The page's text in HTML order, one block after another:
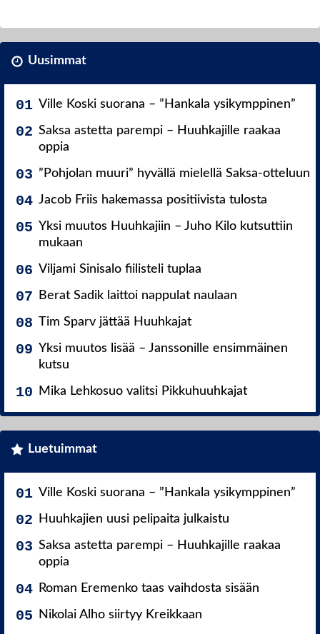
Uusimmat
Ville Koski suorana – ”Hankala ysikymppinen”
Saksa astetta parempi – Huuhkajille raakaa
oppia
”Pohjolan muuri” hyvällä mielellä Saksa-otteluun
Jacob Friis hakemassa positiivista tulosta
Yksi muutos Huuhkajiin – Juho Kilo kutsuttiin
mukaan
Viljami Sinisalo fiilisteli tuplaa
Berat Sadik laittoi nappulat naulaan
Tim Sparv jättää Huuhkajat
Yksi muutos lisää – Janssonille ensimmäinen
kutsu
Mika Lehkosuo valitsi Pikkuhuuhkajat
Luetuimmat
Ville Koski suorana – ”Hankala ysikymppinen”
Huuhkajien uusi pelipaita julkaistu
Saksa astetta parempi – Huuhkajille raakaa
oppia
Roman Eremenko taas vaihdosta sisään
Nikolai Alho siirtyy Kreikkaan